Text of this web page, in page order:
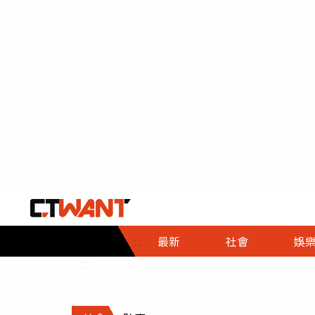
::: 最新 社會
社會首頁
時事
調查
娛樂
娛樂首頁
即時
財經首頁
熱線
政